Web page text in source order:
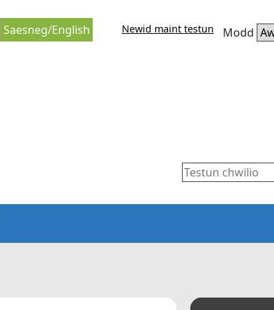
Saesneg/English
Newid maint testun Modd
Chwilio